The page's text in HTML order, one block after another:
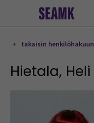
takaisin henkilöhakuun
Hietala, Heli